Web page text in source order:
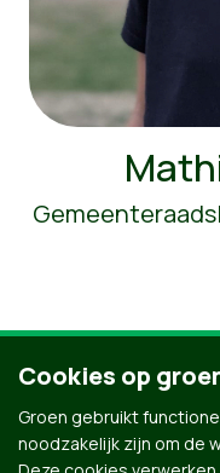
Cookies op
Groen gebruikt
noodzakelijk zijn om de